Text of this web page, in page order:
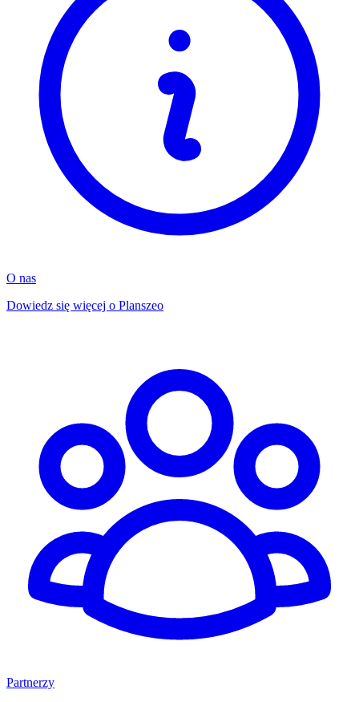
O nas
Dowiedz się więcej o Planszeo
Partnerzy